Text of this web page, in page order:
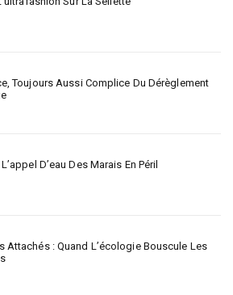
Toujours Aussi Complice Du Dérèglement
D’eau Des Marais En Péril
Attachés : Quand L’écologie Bouscule Les